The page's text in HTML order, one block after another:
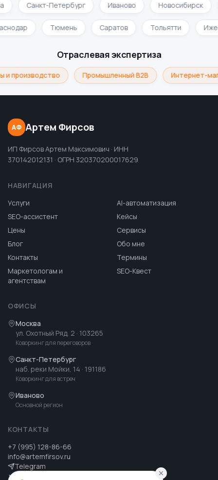
Санкт-Петербург Иваново Новосибирск
Тюмень Саратов Тольятти
Отраслевая экспертиза
и производство Промышленный B2B Интернет-
АФ Артем Фирсов
ИП Фирсов Артем Максимович · ИНН
370142012131 · ОГРН 320370200017629
НАВИГАЦИЯ
Услуги
AI-автоматизация
SEO-ассистент
Кейсы
Цены
Сервисы
Блог
Обо мне
Контакты
Термины
Маркетологам и
агентствам
SEO-Квест
ОФИСЫ
Москва
ул. Охотный Ряд, 2 · 103265
Коворкинг для переговоров
Санкт-Петербург
наб. реки Мойки, 14 · 191186
Коворкинг для встреч
Иваново
Основной регион
КОНТАКТЫ
+7 (995) 128-86-66
info@artemfirsov.ru
Telegram